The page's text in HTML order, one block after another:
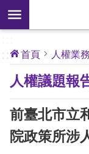
前往主要內容區塊
搜
尋
開
新
]
核
心
人
權
公
約
關
:::
首頁 人權業務
人權議題報
前臺北市立
院政策所涉